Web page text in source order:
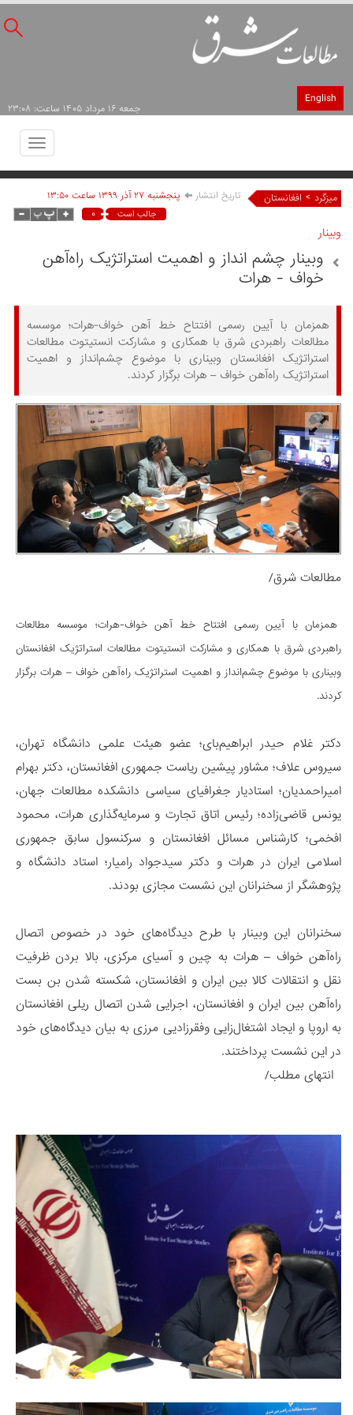
English
جمعه ۱۶ مرداد ۱۴۰۵ ساعت: ۲۳:۰۸
Toggle
میزگرد > افغانستان تاریخ انتشار پنجشنبه ۲۷ آذر ۱۳۹۹ ساعت ۱۳:۵۰
جالب است ۰
وبینار
وبینار چشم انداز و اهمیت استراتژیک راه‌آهن
خواف - هرات
همزمان با آیین رسمی افتتاح خط آهن خواف-هرات؛ موسسه
مطالعات راهبردی شرق با همکاری و مشارکت انستیتوت مطالعات
استراتژیک افغانستان وبیناری با موضوع چشم‌انداز و اهمیت
استراتژیک راه‌آهن خواف – هرات برگزار کردند.
مطالعات شرق/
همزمان با آیین رسمی افتتاح خط آهن خواف-هرات؛ موسسه مطالعات
راهبردی شرق با همکاری و مشارکت انستیتوت مطالعات استراتژیک افغانستان
وبیناری با موضوع چشم‌انداز و اهمیت استراتژیک راه‌آهن خواف – هرات برگزار
کردند.
دکتر غلام حیدر ابراهیم‌بای؛ عضو هیئت علمی دانشگاه تهران،
سیروس علاف؛ مشاور پیشین ریاست جمهوری افغانستان، دکتر بهرام
امیراحمدیان؛ استادیار جغرافیای سیاسی دانشکده مطالعات جهان،
یونس قاضی‌زاده؛ رئیس اتاق تجارت و سرمایه‌گذاری هرات، محمود
افخمی؛ کارشناس مسائل افغانستان و سرکنسول سابق جمهوری
اسلامی ایران در هرات و دکتر سیدجواد رامیار؛ استاد دانشگاه و
پژوهشگر از سخنرانان این نشست مجازی بودند.
سخنرانان این وبینار با طرح دیدگاه‌های خود در خصوص اتصال
راه‌آهن خواف – هرات به چین و آسیای مرکزی، بالا بردن ظرفیت
نقل و انتقالات کالا بین ایران و افغانستان، شکسته شدن بن بست
راه‌آهن بین ایران و افغانستان، اجرایی شدن اتصال ریلی افغانستان
به اروپا و ایجاد اشتغال‌زایی وفقرزادیی مرزی به بیان دیدگاه‌های خود
در این نشست پرداختند.
انتهای مطلب/